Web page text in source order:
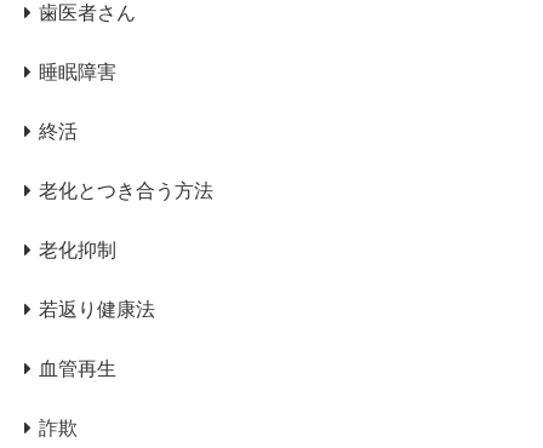
歯医者さん
睡眠障害
終活
老化とつき合う方法
老化抑制
若返り健康法
血管再生
詐欺